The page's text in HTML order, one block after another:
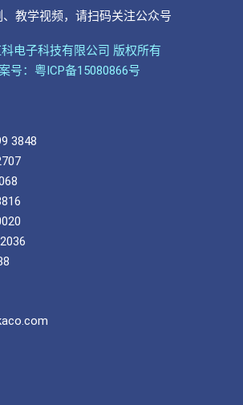
教学视频，请扫码关注公众号
电子科技有限公司 版权所有
号：粤ICP备15080866号
3848